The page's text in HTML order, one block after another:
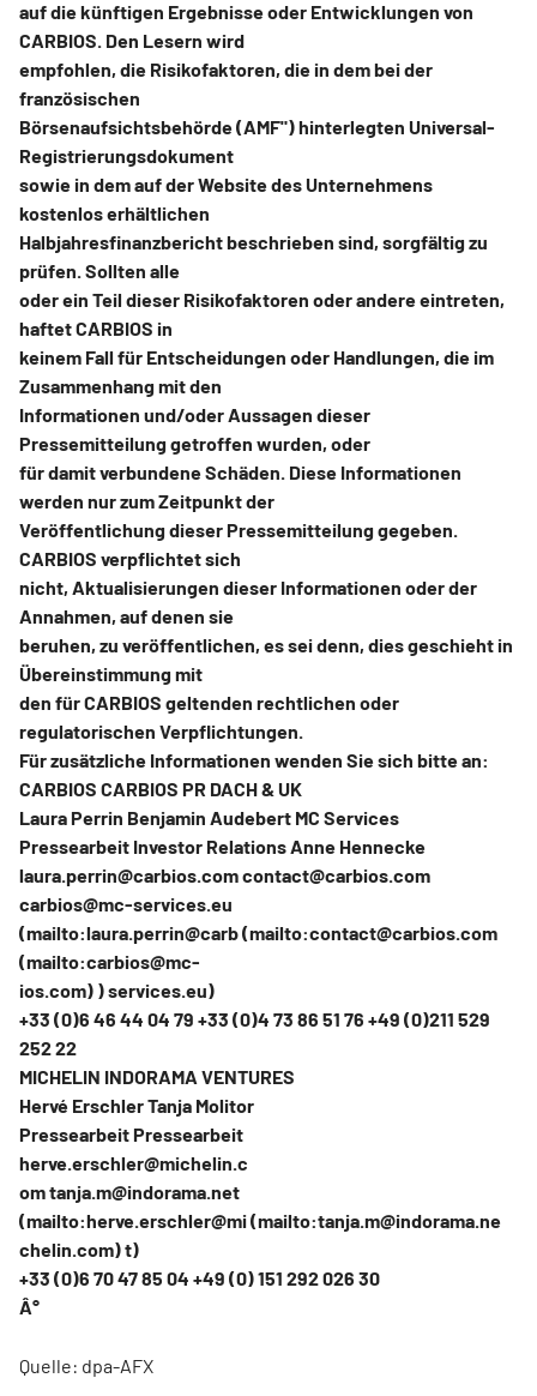
auf die künftigen Ergebnisse oder Entwicklungen von
CARBIOS. Den Lesern wird
empfohlen, die Risikofaktoren, die in dem bei der
französischen
Börsenaufsichtsbehörde (AMF") hinterlegten Universal-
Registrierungsdokument
sowie in dem auf der Website des Unternehmens
kostenlos erhältlichen
Halbjahresfinanzbericht beschrieben sind, sorgfältig zu
prüfen. Sollten alle
oder ein Teil dieser Risikofaktoren oder andere eintreten,
haftet CARBIOS in
keinem Fall für Entscheidungen oder Handlungen, die im
Zusammenhang mit den
Informationen und/oder Aussagen dieser
Pressemitteilung getroffen wurden, oder
für damit verbundene Schäden. Diese Informationen
werden nur zum Zeitpunkt der
Veröffentlichung dieser Pressemitteilung gegeben.
CARBIOS verpflichtet sich
nicht, Aktualisierungen dieser Informationen oder der
Annahmen, auf denen sie
beruhen, zu veröffentlichen, es sei denn, dies geschieht in
Übereinstimmung mit
den für CARBIOS geltenden rechtlichen oder
regulatorischen Verpflichtungen.
Für zusätzliche Informationen wenden Sie sich bitte an:
CARBIOS CARBIOS PR DACH & UK
Laura Perrin Benjamin Audebert MC Services
Pressearbeit Investor Relations Anne Hennecke
laura.perrin@carbios.com contact@carbios.com
carbios@mc-services.eu
(mailto:laura.perrin@carb (mailto:contact@carbios.com
(mailto:carbios@mc-
ios.com) ) services.eu)
+33 (0)6 46 44 04 79 +33 (0)4 73 86 51 76 +49 (0)211 529
252 22
MICHELIN INDORAMA VENTURES
Hervé Erschler Tanja Molitor
Pressearbeit Pressearbeit
herve.erschler@michelin.c
om tanja.m@indorama.net
(mailto:herve.erschler@mi (mailto:tanja.m@indorama.ne
chelin.com) t)
+33 (0)6 70 47 85 04 +49 (0) 151 292 026 30
Â°
Quelle: dpa-AFX